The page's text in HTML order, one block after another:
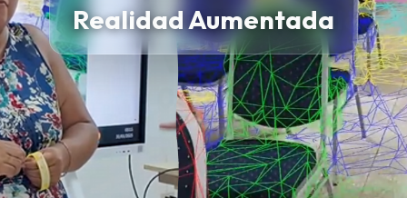
Realidad Aumentada
Centro Regional de Coclé